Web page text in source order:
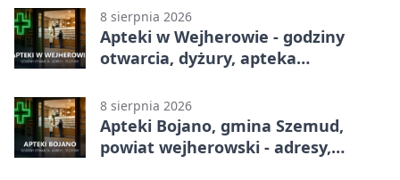
8 sierpnia 2026
Apteki w Wejherowie - godziny
otwarcia, dyżury, apteka
8 sierpnia 2026
Apteki Bojano, gmina Szemud,
powiat wejherowski - adresy,